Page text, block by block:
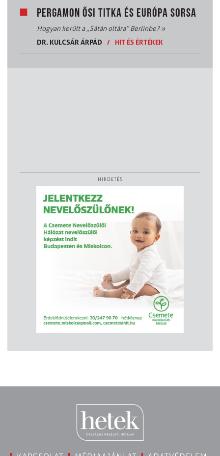
PERGAMON ŐSI TITKA ÉS EURÓPA SORSA
Hogyan került a „Sátán oltára” Berlinbe?»
DR. KULCSÁR ÁRPÁD
/ HIT ÉS ÉRTÉKEK
HIRDETÉS